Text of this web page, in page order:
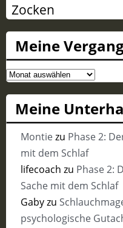
Zocken
Meine
Meine
Vergangenheit
Meine
Montiezu Phase 2:
mit dem Schlaf
lifecoach zu Phase 2:
Sache mit dem Schlaf
Gabyzu
psychologische